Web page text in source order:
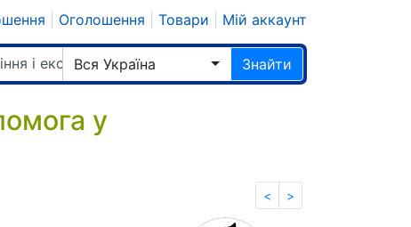
Оголошення Товари Мій аккаунт
і екстрасенси
Вся Україна Знайти
у
< >